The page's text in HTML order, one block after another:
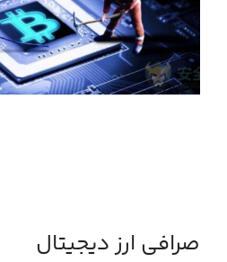
صرافی ارز دیجیتال